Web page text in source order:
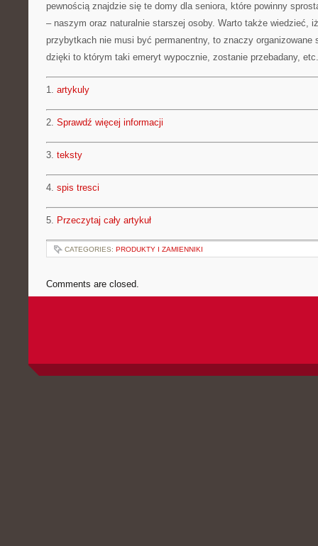
pewnością znajdzie się te domy dla seniora, które powinny
– naszym oraz naturalnie starszej osoby. Warto także wiedzieć,
przybytkach nie musi być permanentny, to znaczy organizowane
dzięki to którym taki emeryt wypocznie, zostanie przebadany, etc.
1. artykuly
2. Sprawdź więcej informacji
3. teksty
4. spis tresci
5. Przeczytaj cały artykuł
CATEGORIES: PRODUKTY I ZAMIENNIKI
Comments are closed.